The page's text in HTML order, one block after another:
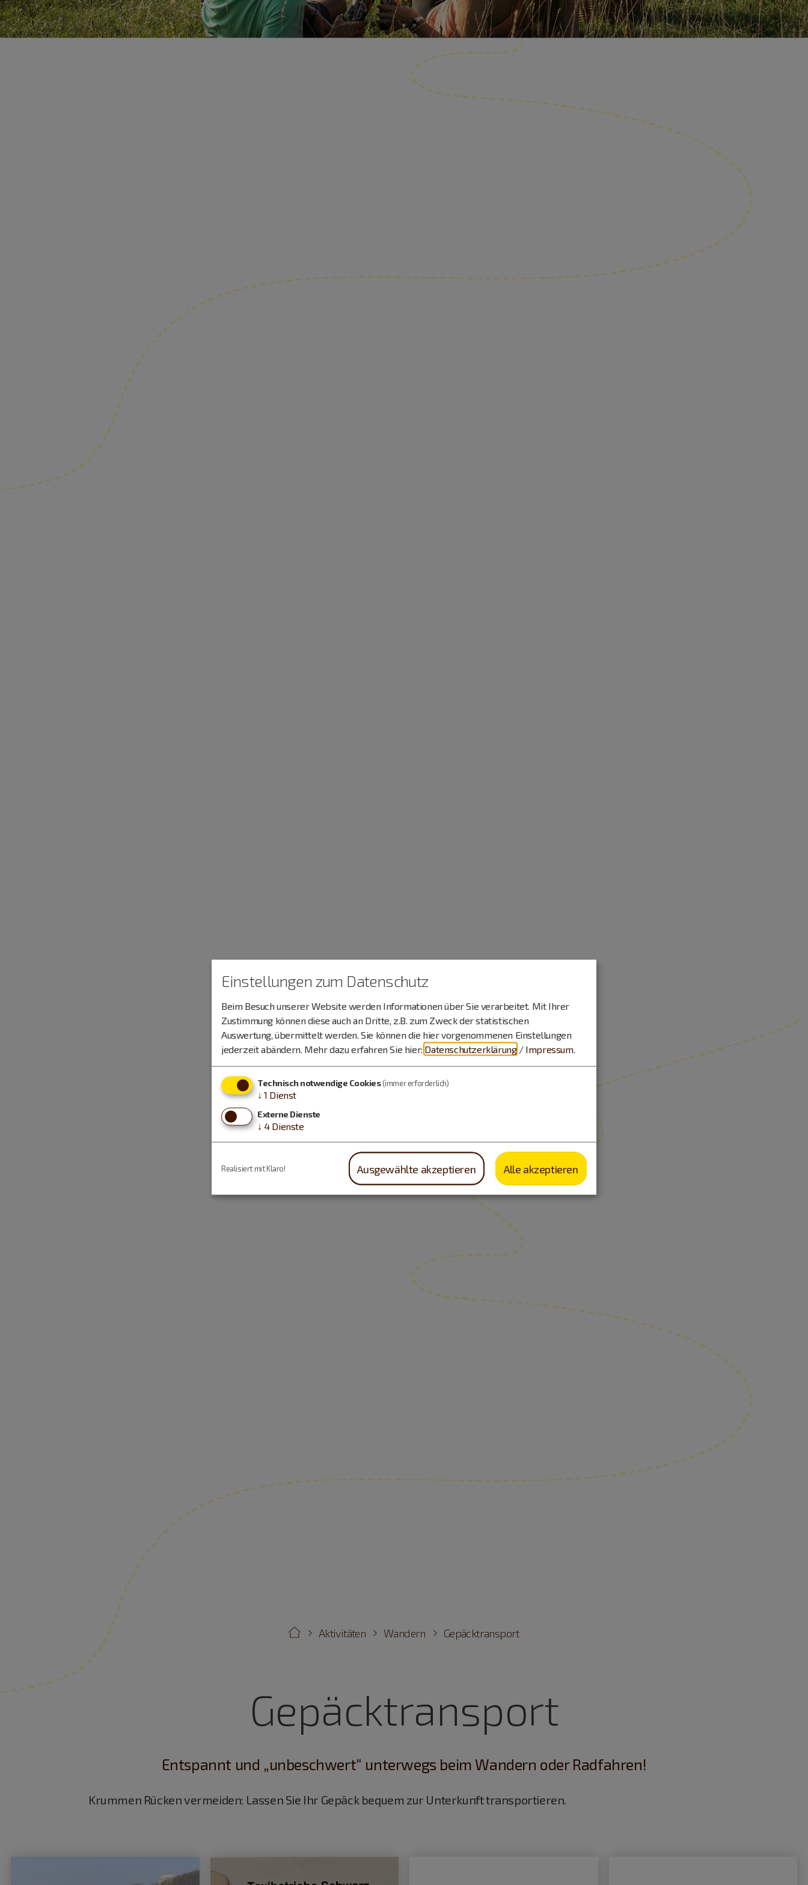
Gepäcktransport
Wandern
Aktivitäten
Gepäcktransport
Entspannt und „unbeschwert“ unterwegs beim Wandern oder Radfahren!
Krummen Rücken vermeiden: Lassen Sie Ihr Gepäck bequem zur Unterkunft transportieren.
Einstellungen zum Datenschutz
Beim Besuch unserer Website werden Informationen über Sie verarbeitet. Mit Ihrer
Zustimmung können diese auch an Dritte, z.B. zum Zweck der statistischen
Auswertung, übermittelt werden. Sie können die hier vorgenommenen Einstellungen
jederzeit abändern. Mehr dazu erfahren Sie hier: Datenschutzerklärung / Impressum.
Technisch notwendige Cookies(immer erforderlich)
↓ 1 Dienst
Externe Dienste
↓ 4 Dienste
Ausgewählte akzeptieren Alle akzeptieren
Realisiert mit Klaro!